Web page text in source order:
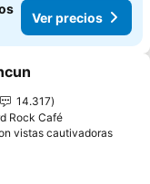
Ver precios
favoritos
14.317
Rock Café
vistas cautivadoras